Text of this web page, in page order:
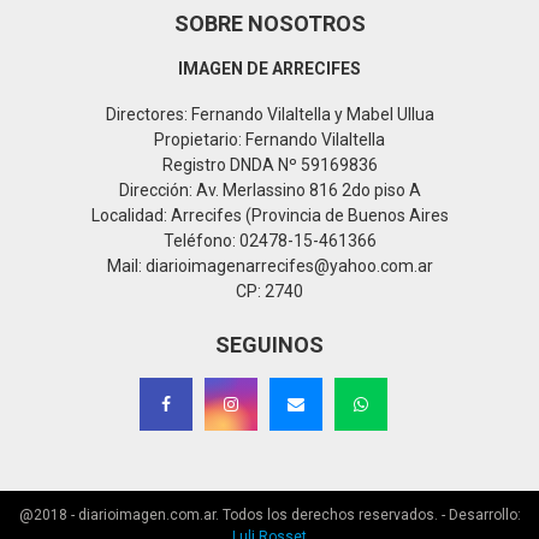
SOBRE NOSOTROS
IMAGEN DE ARRECIFES
Directores: Fernando Vilaltella y Mabel Ullua
Propietario: Fernando Vilaltella
Registro DNDA Nº 59169836
Dirección: Av. Merlassino 816 2do piso A
Localidad: Arrecifes (Provincia de Buenos Aires
Teléfono: 02478-15-461366
Mail: diarioimagenarrecifes@yahoo.com.ar
CP: 2740
SEGUINOS
@2018 - diarioimagen.com.ar. Todos los derechos reservados. - Desarrollo: